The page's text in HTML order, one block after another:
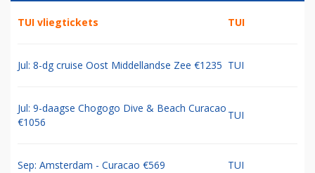
TUI vliegtickets TUI
Jul: 8-dg cruise Oost Middellandse Zee €1235 TUI
Jul: 9-daagse Chogogo Dive & Beach Curacao
€1056
TUI
Sep: Amsterdam - Curacao €569 TUI